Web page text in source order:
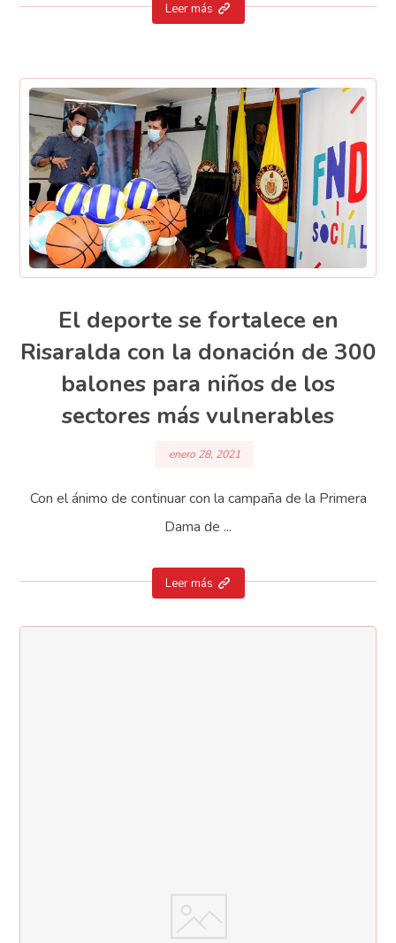
Leer más
El deporte se fortalece en
Risaralda con la donación de 300
balones para niños de los
sectores más vulnerables
enero 28, 2021
Con el ánimo de continuar con la campaña de la Primera
Dama de ...
Leer más